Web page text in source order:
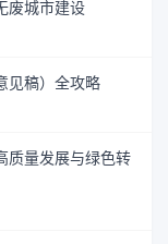
废城市建设
见稿）全攻略
质量发展与绿色转